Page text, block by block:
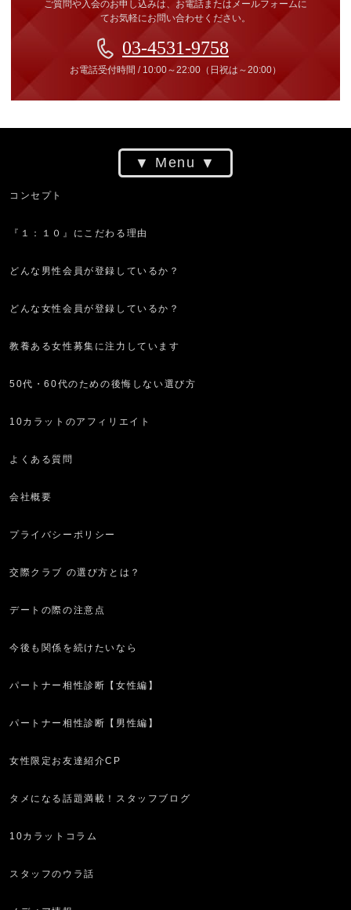
ご質問や入会のお申し込みは、お電話またはメールフォームに
てお気軽にお問い合わせください。
03-4531-9758
お電話受付時間 / 10:00～22:00（日祝は～20:00）
Menu
コンセプト
『１：１０』にこだわる理由
どんな男性会員が登録しているか？
どんな女性会員が登録しているか？
教養ある女性募集に注力しています
50代・60代のための後悔しない選び方
10カラットのアフィリエイト
よくある質問
会社概要
プライバシーポリシー
交際クラブ の選び方とは？
デートの際の注意点
今後も関係を続けたいなら
パートナー相性診断【女性編】
パートナー相性診断【男性編】
女性限定お友達紹介CP
タメになる話題満載！スタッフブログ
10カラットコラム
スタッフのウラ話